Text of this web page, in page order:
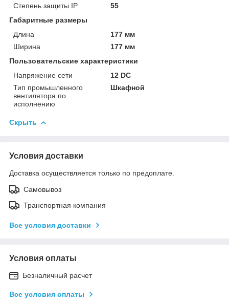
Степень защиты IP
55
Габаритные размеры
Длина
177 мм
Ширина
177 мм
Пользовательские характеристики
Напряжение сети
12 DC
Тип промышленного
вентилятора по
исполнению
Шкафной
Скрыть
Условия доставки
Доставка осуществляется только по предоплате.
Самовывоз
Транспортная компания
Все условия доставки
Условия оплаты
Безналичный расчет
Все условия оплаты